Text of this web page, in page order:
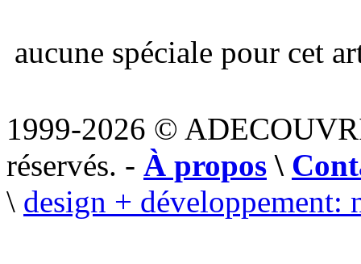
aucune spéciale pour cet
1999-2026 ©
réservés. - À propos \
\ design + développement: